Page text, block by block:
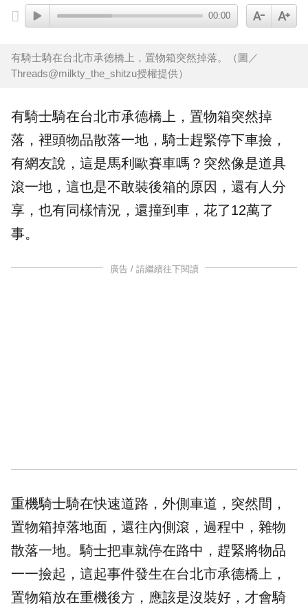
00:00
有騎士騎在台北市承德橋上，置物箱突然掉落。（圖／
Threads@milkty_the_shitzu授權提供）
有騎士騎在台北市承德橋 上，置物箱突然掉
落，裡頭物品散落一地，騎士趕緊停下車撿，
有網友說，這是馬利歐賽車嗎？突然像是道具
滾一地，這也是不敢裝後箱的原因，還有人分
享，也有同樣情況，還撞到車，花了12萬了
事。
廣告 / 請繼續往下閱讀
重機騎士騎在快速道路，外側車道，突然間，
置物箱掉落地面，還往內側滾，過程中，雜物
散落一地。騎士把車就停在路中，趕緊將物品
一一撿起，這起事件發生在台北市承德橋上，
置物箱放在重機後方，應該是沒裝好，才會騎